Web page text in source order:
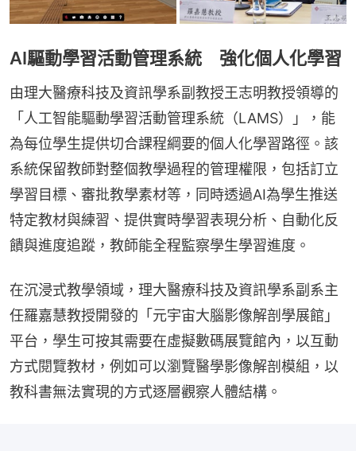
AI驅動學習活動管理系統 強化個人化學習
由理大醫療科技及資訊學系副教授王志明教授領導的
「人工智能驅動學習活動管理系統（LAMS）」，能
為每位學生提供切合課程綱要的個人化學習路徑。該
系統保留教師對整個教學過程的管理權限，包括訂立
學習目標、審批教學素材等，同時透過AI為學生推送
特定教材與練習、提供實時學習表現分析、自動化反
饋與進度追蹤，教師能全程監察學生學習進度。
在沉浸式教學領域，理大醫療科技及資訊學系副系主
任羅嘉慧教授開發的「元宇宙大腦影像解剖學展館」
平台，學生可按其需要在虛擬數碼展覽館內，以互動
方式閱覽教材，例如可以瀏覽醫學影像解剖模組，以
教科書無法實現的方式逐層觀察人體結構。